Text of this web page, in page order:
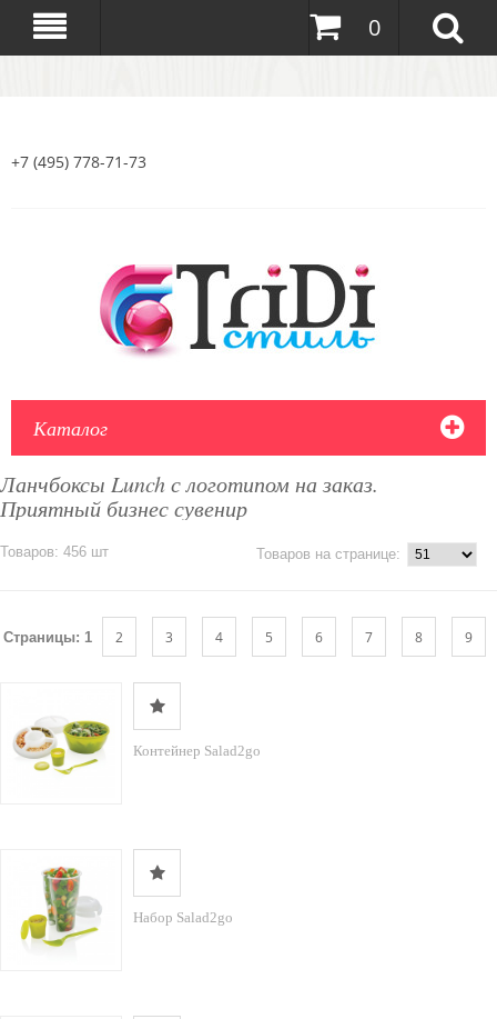
0
+7 (495) 778-71-73
Каталог
Ланчбоксы Lunch с логотипом на заказ.
Приятный бизнес сувенир
Товаров: 456 шт Товаров на странице:
Страницы: 1 2 3 4 5 6 7 8 9
Контейнер Salad2go
Набор Salad2go